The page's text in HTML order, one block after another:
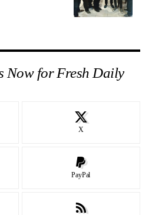
Now for Fresh Daily
X
PayPal